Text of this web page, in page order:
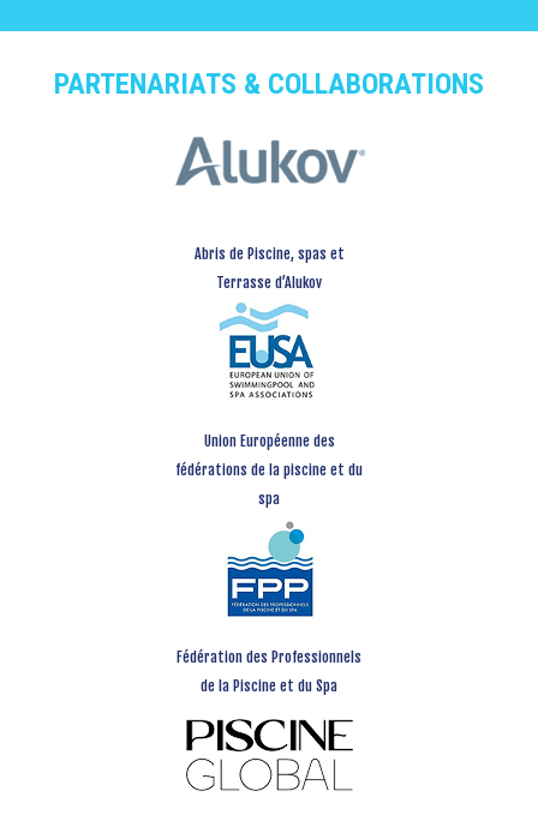
PARTENARIATS & COLLABORATIONS
Abris de Piscine, spas et
Terrasse d’Alukov
Union Européenne des
fédérations de la piscine et du
spa
Fédération des Professionnels
de la Piscine et du Spa